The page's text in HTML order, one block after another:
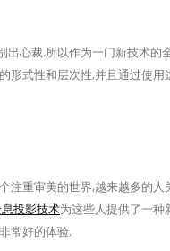
裁.所以作为一门新技术的
式性和层次性,并且通过使
重审美的世界,越来越多的人
投影技术为这些人提供了一种
常好的体验.